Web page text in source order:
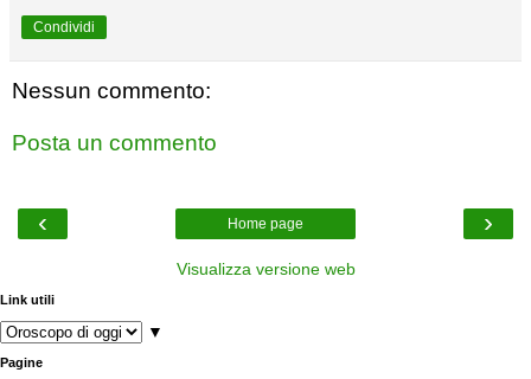
Condividi
Nessun commento:
Posta un commento
‹ ›
Home page
Visualizza versione web
Link utili
▼
Pagine